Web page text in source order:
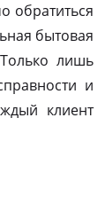
обратиться
бытовая
лишь
и
клиент